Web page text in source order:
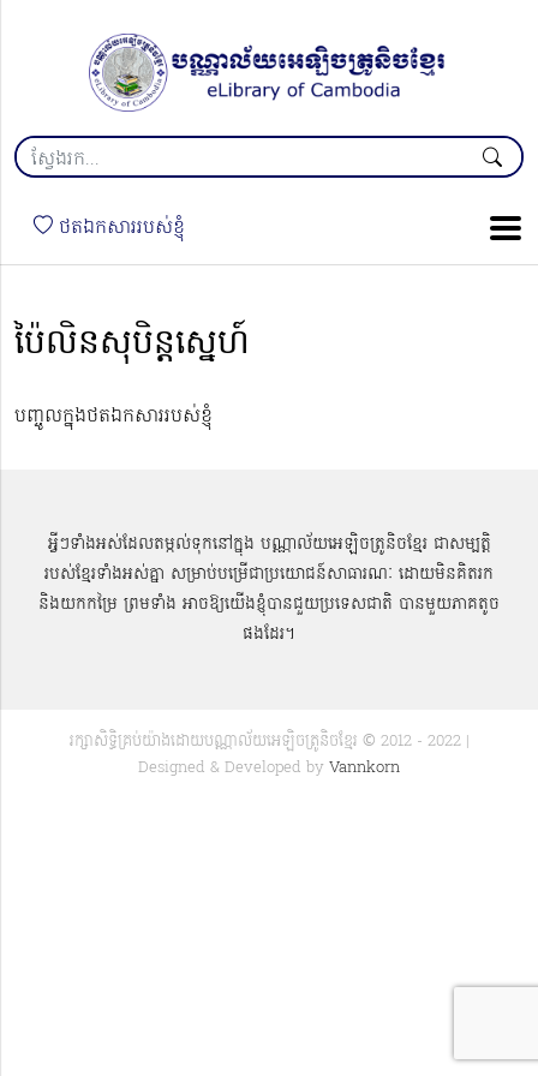
ថតឯកសាររបស់ខ្ញុំ
ប៉ៃលិនសុបិន្ដស្នេហ៍
បញ្ចូលក្នុងថតឯកសាររបស់ខ្ញុំ
អ្វីៗទាំងអស់ដែលតម្កល់ទុកនៅក្នុង បណ្ណាល័យអេឡិចត្រូនិចខ្មែរ ជាសម្បតិ្ត
របស់ខ្មែរទាំងអស់គ្នា សម្រាប់បម្រើជាប្រយោជន៍សាធារណៈ ដោយមិនគិតរក
និងយកកម្រៃ ព្រមទាំង អាចឱ្យយើងខ្ញុំបានជួយប្រទេសជាតិ បានមួយភាគតូច
ផងដែរ។
រក្សាសិទ្ធិគ្រប់យ៉ាងដោយបណ្ណាល័យអេឡិចត្រូនិចខ្មែរ © 2012 - 2022 |
Designed & Developed by Vannkorn